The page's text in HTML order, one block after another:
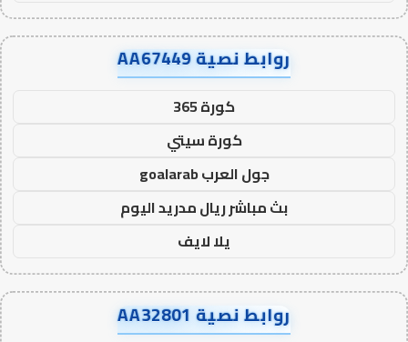
روابط نصية AA67449
كورة 365
كورة سيتي
جول العرب goalarab
بث مباشر ريال مدريد اليوم
يلا لايف
روابط نصية AA32801